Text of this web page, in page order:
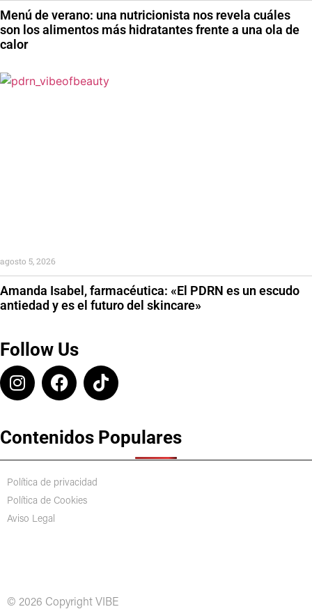
Menú de verano: una nutricionista nos revela cuáles
son los alimentos más hidratantes frente a una ola de
calor
Amanda Isabel, farmacéutica: «El PDRN es un escudo
antiedad y es el futuro del skincare»
agosto 5, 2026
Follow Us
Contenidos Populares
Política de privacidad
Política de Cookies
Aviso Legal
© 2026 Copyright VIBE